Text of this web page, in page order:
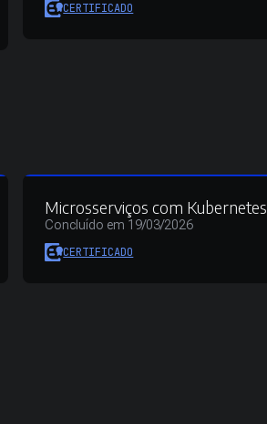
CERTIFICADO
Microsserviços com Kubernetes
Concluído em 19/03/2026
CERTIFICADO